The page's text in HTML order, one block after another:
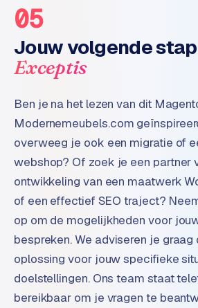
l
m
e
i
C
o
n
e
n
t
m
k
e
05
Jouw volgende
Exceptis
Ben je na het lezen van dit
Modernemeubels.com
overweeg je ook een migratie of
webshop? Of zoek je een partner
ontwikkeling van een maatwerk
of een effectief SEO traject?
op om de mogelijkheden voor
bespreken. We adviseren je
oplossing voor jouw specifieke
doelstellingen. Ons team staat
bereikbaar om je vragen te